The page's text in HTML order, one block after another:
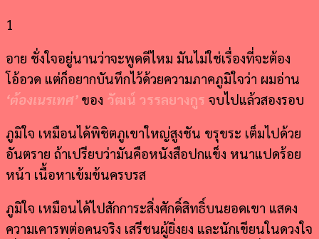
1
อาย ชั่งใจอยู่นานว่าจะพูดดีไหม มันไม่ใช่เรื่องที่จะต้อง
โอ้อวด แต่ก็อยากบันทึกไว้ด้วยความภาคภูมิใจว่า ผมอ่าน
‘ต้องเนรเทศ’ ของ วัฒน์ วรรลยางกูร จบไปแล้วสองรอบ
ภูมิใจ เหมือนได้พิชิตภูเขาใหญ่สูงชัน ขรุขระ เต็มไปด้วย
อันตราย ถ้าเปรียบว่ามันคือหนังสือปกแข็ง หนาแปดร้อย
หน้า เนื้อหาเข้มข้นครบรส
ภูมิใจ เหมือนได้ไปสักการะสิ่งศักดิ์สิทธิ์บนยอดเขา แสดง
ความเคารพต่อคนจริง เสรีชนผู้ยิ่งยง และนักเขียนในดวงใจ